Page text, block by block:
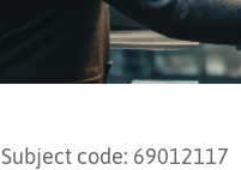
Subject code: 69012117